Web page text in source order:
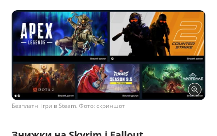
Безплатні ігри в Steam. Фото: скриншот